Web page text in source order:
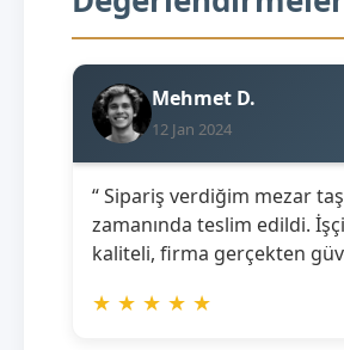
Mehmet D.
12 Jan 2024
“ Sipariş verdiğim mezar
zamanında teslim edildi.
kaliteli, firma gerçekten
★ ★ ★ ★ ★